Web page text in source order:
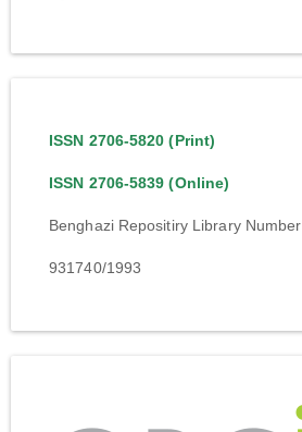
ISSN 2706-5820 (Print)
ISSN 2706-5839 (Online)
Benghazi Repositiry Library Number
931740/1993